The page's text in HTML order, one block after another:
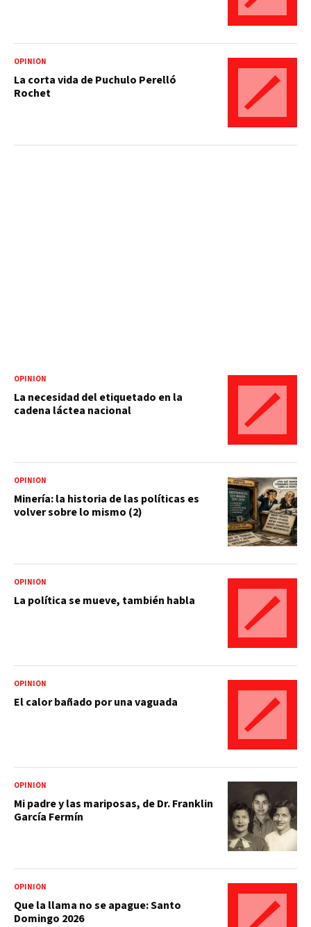
OPINIÓN
La corta vida de Puchulo Perelló
Rochet
OPINIÓN
La necesidad del etiquetado en la
cadena láctea nacional
OPINIÓN
Minería: la historia de las políticas es
volver sobre lo mismo (2)
OPINIÓN
La política se mueve, también habla
OPINIÓN
El calor bañado por una vaguada
OPINIÓN
Mi padre y las mariposas, de Dr. Franklin
García Fermín
OPINIÓN
Que la llama no se apague: Santo
Domingo 2026